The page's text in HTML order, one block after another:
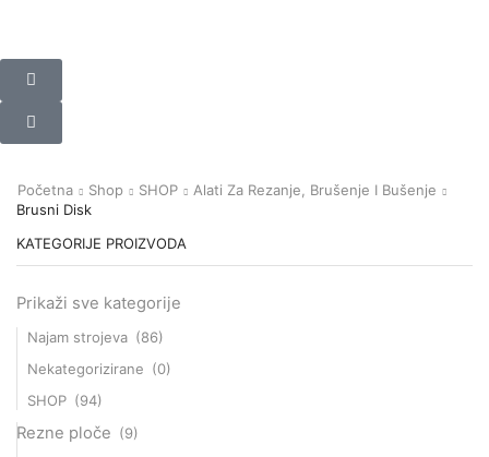
Početna Shop SHOP
Alati Za Rezanje, Brušenje I Bušenje
Brusni Disk
KATEGORIJE PROIZVODA
Prikaži sve kategorije
Najam strojeva (86)
Nekategorizirane (0)
SHOP (94)
Rezne ploče (9)